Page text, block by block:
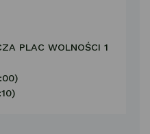
PLAC WOLNOŚCI 1